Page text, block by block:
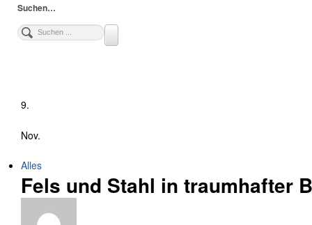
Suchen…
9.
Nov.
Alles
Fels und Stahl in traumhafter